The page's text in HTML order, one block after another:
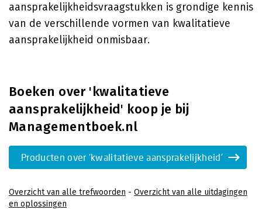
aansprakelijkheidsvraagstukken is grondige kennis
van de verschillende vormen van kwalitatieve
aansprakelijkheid onmisbaar.
Boeken over 'kwalitatieve
aansprakelijkheid' koop je bij
Managementboek.nl
Producten over 'kwalitatieve aansprakelijkheid'
Overzicht van alle trefwoorden - Overzicht van alle uitdagingen
en oplossingen